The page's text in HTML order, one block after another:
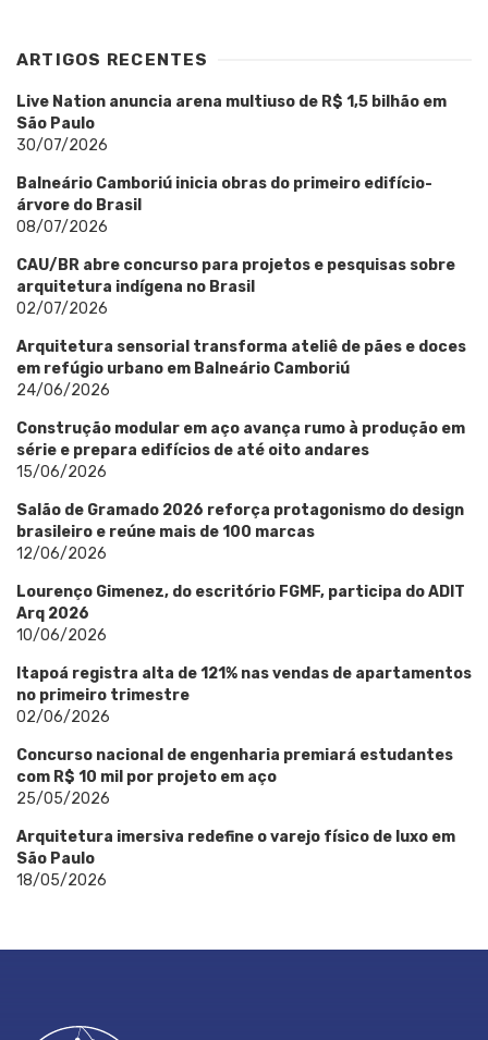
ARTIGOS RECENTES
Live Nation anuncia arena multiuso de R$ 1,5 bilhão em
São Paulo
30/07/2026
Balneário Camboriú inicia obras do primeiro edifício-
árvore do Brasil
08/07/2026
CAU/BR abre concurso para projetos e pesquisas sobre
arquitetura indígena no Brasil
02/07/2026
Arquitetura sensorial transforma ateliê de pães e doces
em refúgio urbano em Balneário Camboriú
24/06/2026
Construção modular em aço avança rumo à produção em
série e prepara edifícios de até oito andares
15/06/2026
Salão de Gramado 2026 reforça protagonismo do design
brasileiro e reúne mais de 100 marcas
12/06/2026
Lourenço Gimenez, do escritório FGMF, participa do ADIT
Arq 2026
10/06/2026
Itapoá registra alta de 121% nas vendas de apartamentos
no primeiro trimestre
02/06/2026
Concurso nacional de engenharia premiará estudantes
com R$ 10 mil por projeto em aço
25/05/2026
Arquitetura imersiva redefine o varejo físico de luxo em
São Paulo
18/05/2026